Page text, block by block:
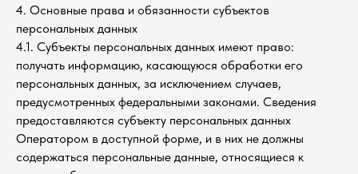
4. Основные права и обязанности субъектов
персональных данных
4.1. Субъекты персональных данных имеют право:
получать информацию, касающуюся обработки его
персональных данных, за исключением случаев,
предусмотренных федеральными законами. Сведения
предоставляются субъекту персональных данных
Оператором в доступной форме, и в них не должны
содержаться персональные данные, относящиеся к